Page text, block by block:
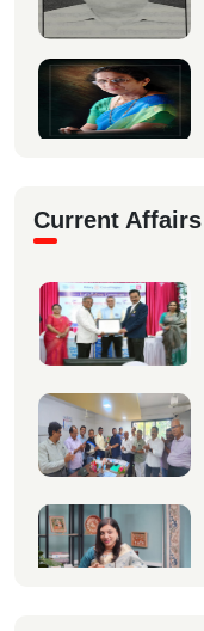
Current Affairs